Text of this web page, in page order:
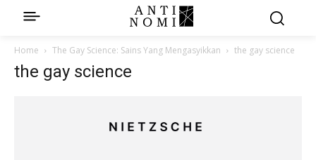
Home The Gay Science: Sains Yang Mengasyikkan the gay science
the gay science